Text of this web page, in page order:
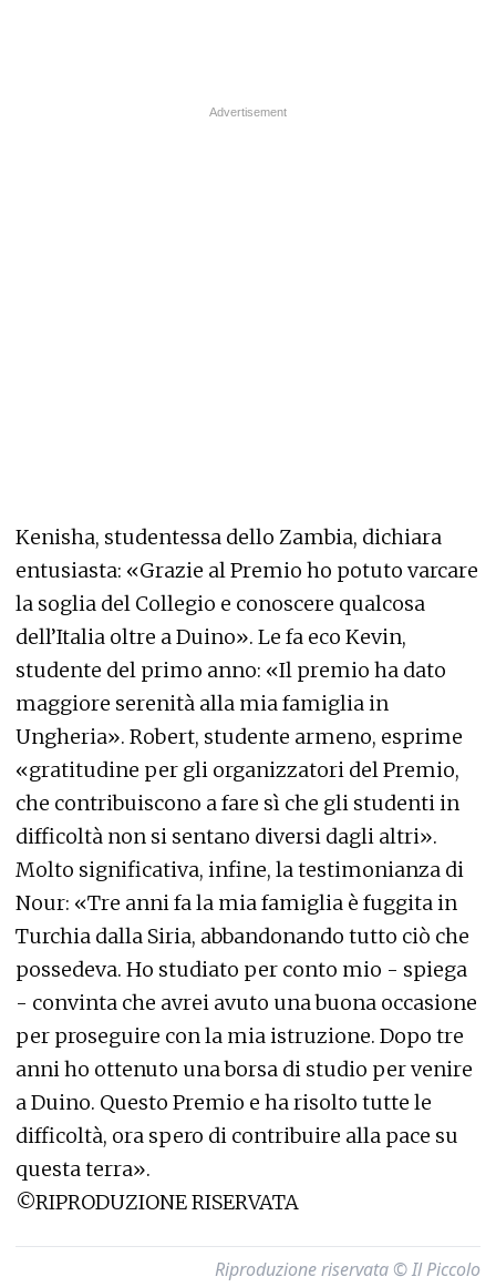
Kenisha, studentessa dello Zambia, dichiara
entusiasta: «Grazie al Premio ho potuto varcare
la soglia del Collegio e conoscere qualcosa
dell’Italia oltre a Duino». Le fa eco Kevin,
studente del primo anno: «Il premio ha dato
maggiore serenità alla mia famiglia in
Ungheria». Robert, studente armeno, esprime
«gratitudine per gli organizzatori del Premio,
che contribuiscono a fare sì che gli studenti in
difficoltà non si sentano diversi dagli altri».
Molto significativa, infine, la testimonianza di
Nour: «Tre anni fa la mia famiglia è fuggita in
Turchia dalla Siria, abbandonando tutto ciò che
possedeva. Ho studiato per conto mio - spiega
- convinta che avrei avuto una buona occasione
per proseguire con la mia istruzione. Dopo tre
anni ho ottenuto una borsa di studio per venire
a Duino. Questo Premio e ha risolto tutte le
difficoltà, ora spero di contribuire alla pace su
questa terra».
©RIPRODUZIONE RISERVATA
Riproduzione riservata © Il Piccolo